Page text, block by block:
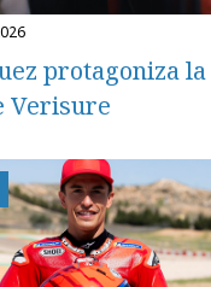
protagoniza
Verisure